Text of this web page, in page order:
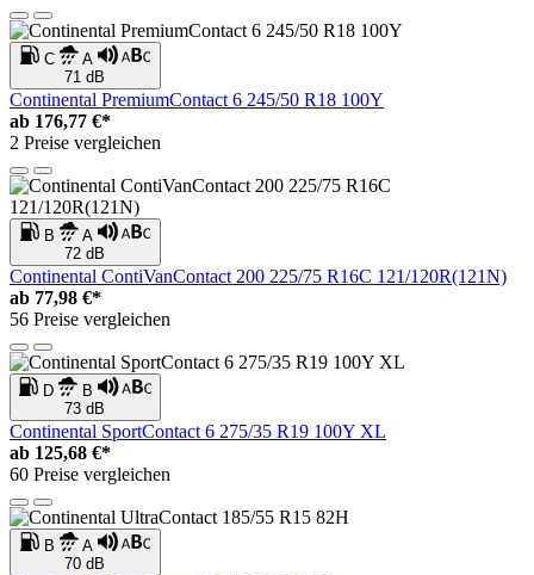
C
A
71 dB
Continental PremiumContact 6 245/50 R18 100Y
ab 176,77 €*
2 Preise vergleichen
B
A
72 dB
Continental ContiVanContact 200 225/75 R16C 121/120R(121N)
ab 77,98 €*
56 Preise vergleichen
D
B
73 dB
Continental SportContact 6 275/35 R19 100Y XL
ab 125,68 €*
60 Preise vergleichen
B
A
70 dB